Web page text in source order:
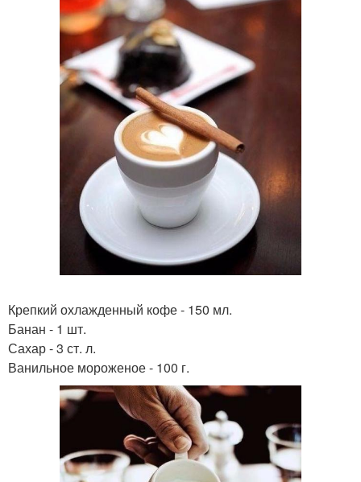
Крепкий охлажденный кофе - 150 мл.
Банан - 1 шт.
Сахар - 3 ст. л.
Ванильное мороженое - 100 г.